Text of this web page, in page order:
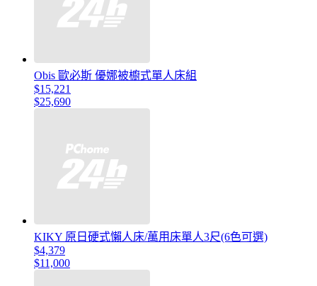
Obis 歐必斯 優娜被櫥式單人床組
$15,221
$25,690
KIKY 原日硬式懶人床/萬用床單人3尺(6色可選)
$4,379
$11,000